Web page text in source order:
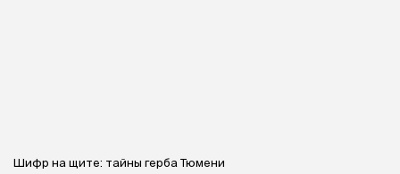
Шифр на щите: тайны герба Тюмени